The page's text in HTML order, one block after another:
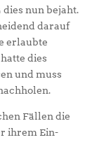
dies nun bejaht.
darauf
erlaubte
hatte dies
und muss
Fällen die
ihrem Ein-